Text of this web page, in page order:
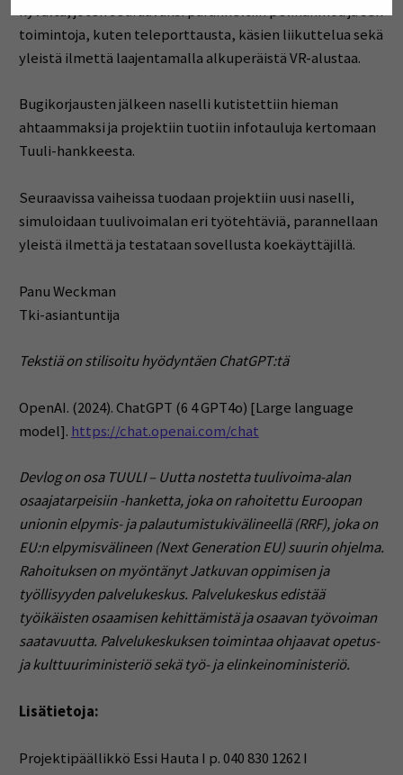
hyvältä, joten seuraavaksi paranneltiin pelihahmoa ja sen
toimintoja, kuten teleporttausta, käsien liikuttelua sekä
yleistä ilmettä laajentamalla alkuperäistä VR-alustaa.
Bugikorjausten jälkeen naselli kutistettiin hieman
ahtaammaksi ja projektiin tuotiin infotauluja kertomaan
Tuuli-hankkeesta.
Seuraavissa vaiheissa tuodaan projektiin uusi naselli,
simuloidaan tuulivoimalan eri työtehtäviä, parannellaan
yleistä ilmettä ja testataan sovellusta koekäyttäjillä.
Panu Weckman
Tki-asiantuntija
Tekstiä on stilisoitu hyödyntäen ChatGPT:tä
OpenAI. (2024). ChatGPT (6 4 GPT4o) [Large language
model]. https://chat.openai.com/chat
Devlog on osa TUULI – Uutta nostetta tuulivoima-alan
osaajatarpeisiin -hanketta, joka on rahoitettu Euroopan
unionin elpymis- ja palautumistukivälineellä (RRF), joka on
EU:n elpymisvälineen (Next Generation EU) suurin ohjelma.
Rahoituksen on myöntänyt Jatkuvan oppimisen ja
työllisyyden palvelukeskus. Palvelukeskus edistää
työikäisten osaamisen kehittämistä ja osaavan työvoiman
saatavuutta. Palvelukeskuksen toimintaa ohjaavat opetus-
ja kulttuuriministeriö sekä työ- ja elinkeinoministeriö.
Lisätietoja:
Projektipäällikkö Essi Hauta I p. 040 830 1262 I